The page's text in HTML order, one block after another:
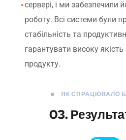
сервері, і ми забезпечили
роботу. Всі системи були
стабільність та
гарантувати високу якість
продукту.
ЯК СПРАЦЮВАЛО
03.